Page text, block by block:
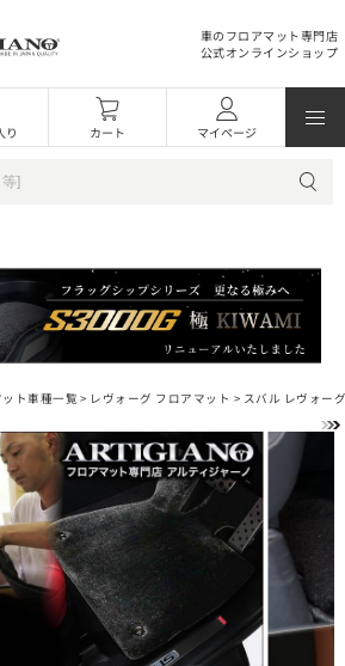
車のフロアマット専門店
公式オンラインショップ
り カート マイページ
ト車種一覧 > レヴォーグ フロアマット > スバル レヴォー